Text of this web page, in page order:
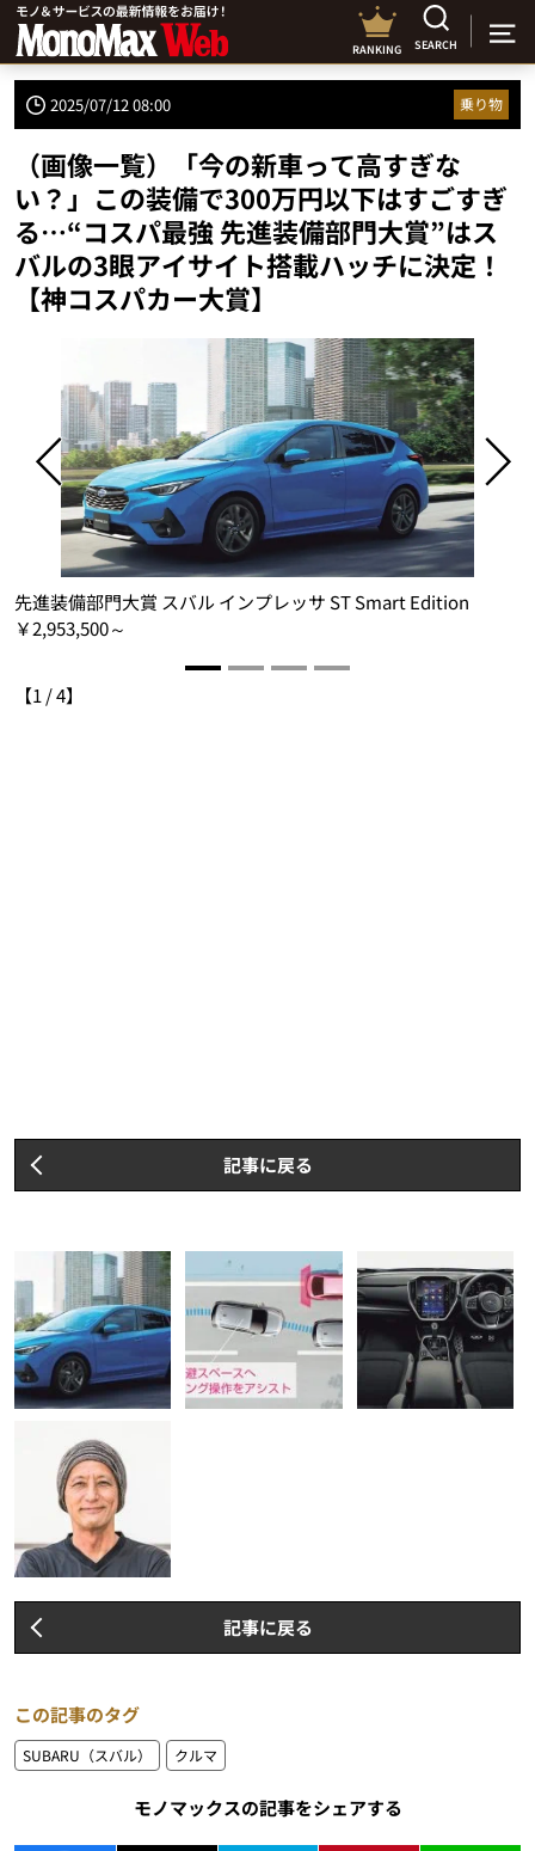
RANKING SEARCH
2025/07/12 08:00 乗り物
（画像一覧）「今の新車って高すぎな
い？」この装備で300万円以下はすごすぎ
る…“コスパ最強 先進装備部門大賞”はス
バルの3眼アイサイト搭載ハッチに決定！
【神コスパカー大賞】
先進装備部門大賞 スバル インプレッサ ST Smart Edition
￥2,953,500～
【1 /4】
記事に戻る
記事に戻る
この記事のタグ
SUBARU（スバル） クルマ
モノマックスの記事をシェアする